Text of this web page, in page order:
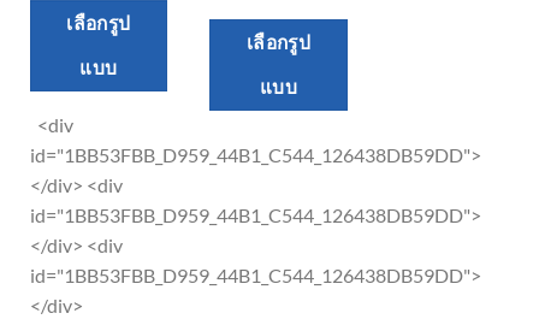
เลือกรูป
แบบ
This
product
The
may
chosen
<div
id="1BB53FBB_D959_44B1_C544_126438DB59DD">
</div> <div
id="1BB53FBB_D959_44B1_C544_126438DB59DD">
</div> <div
id="1BB53FBB_D959_44B1_C544_126438DB59DD">
</div>
เลือกรูป
แบบ
variants.
options
be